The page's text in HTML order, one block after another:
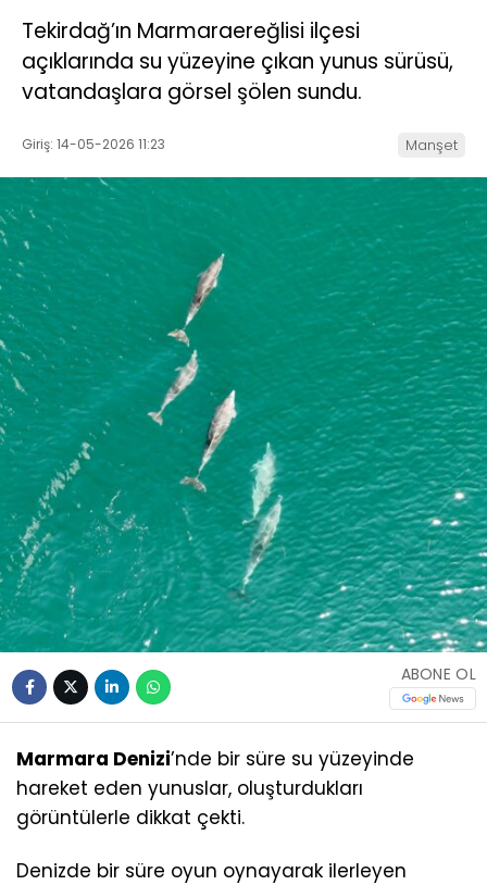
Tekirdağ’ın Marmaraereğlisi ilçesi
açıklarında su yüzeyine çıkan yunus sürüsü,
vatandaşlara görsel şölen sundu.
Giriş: 14-05-2026 11:23 Manşet
ABONE OL
Marmara Denizi’nde bir süre su yüzeyinde
hareket eden yunuslar, oluşturdukları
görüntülerle dikkat çekti.
Denizde bir süre oyun oynayarak ilerleyen